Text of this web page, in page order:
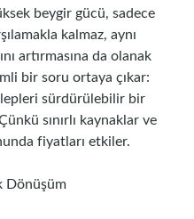
beygir gücü, sadece
kalmaz, aynı
artırmasına da olanak
bir soru ortaya çıkar:
sürdürülebilir bir
sınırlı kaynaklar ve
fiyatları etkiler.
Dönüşüm